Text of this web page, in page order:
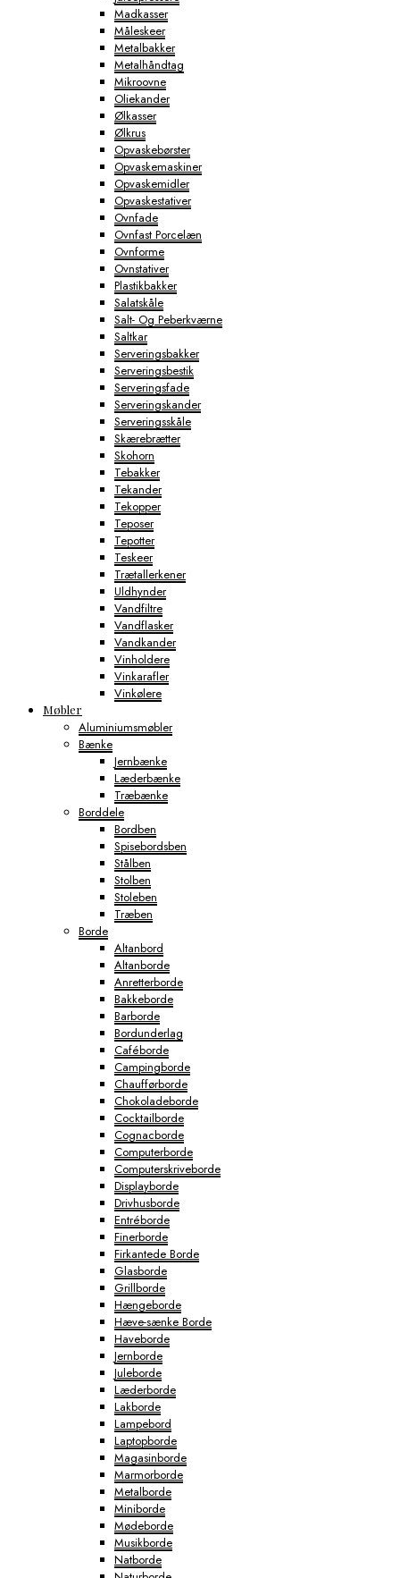
Madkasser
Måleskeer
Metalbakker
Metalhåndtag
Mikroovne
Oliekander
Ølkasser
Ølkrus
Opvaskebørster
Opvaskemaskiner
Opvaskemidler
Opvaskestativer
Ovnfade
Ovnfast Porcelæn
Ovnforme
Ovnstativer
Plastikbakker
Salatskåle
Salt- Og Peberkværne
Saltkar
Serveringsbakker
Serveringsbestik
Serveringsfade
Serveringskander
Serveringsskåle
Skærebrætter
Skohorn
Tebakker
Tekander
Tekopper
Teposer
Tepotter
Teskeer
Trætallerkener
Uldhynder
Vandfiltre
Vandflasker
Vandkander
Vinholdere
Vinkarafler
Vinkølere
Møbler
Aluminiumsmøbler
Bænke
Jernbænke
Læderbænke
Træbænke
Borddele
Bordben
Spisebordsben
Stålben
Stolben
Stoleben
Træben
Borde
Altanbord
Altanborde
Anretterborde
Bakkeborde
Barborde
Bordunderlag
Caféborde
Campingborde
Chaufførborde
Chokoladeborde
Cocktailborde
Cognacborde
Computerborde
Computerskriveborde
Displayborde
Drivhusborde
Entréborde
Finerborde
Firkantede Borde
Glasborde
Grillborde
Hængeborde
Hæve-sænke Borde
Haveborde
Jernborde
Juleborde
Læderborde
Lakborde
Lampebord
Laptopborde
Magasinborde
Marmorborde
Metalborde
Miniborde
Mødeborde
Musikborde
Natborde